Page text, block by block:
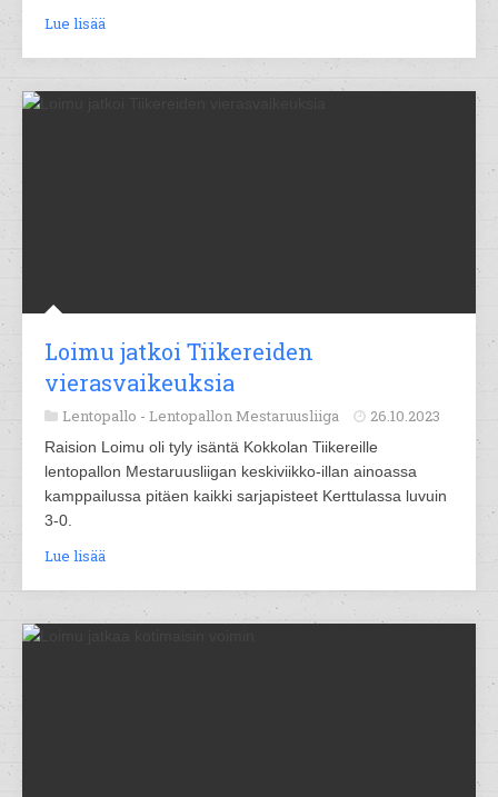
Lue lisää
Loimu jatkoi Tiikereiden
vierasvaikeuksia
Lentopallo - Lentopallon Mestaruusliiga 26.10.2023
Raision Loimu oli tyly isäntä Kokkolan Tiikereille
lentopallon Mestaruusliigan keskiviikko-illan ainoassa
kamppailussa pitäen kaikki sarjapisteet Kerttulassa luvuin
3-0.
Lue lisää